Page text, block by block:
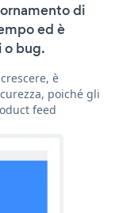
di
ed è
o bug.
è
poiché gli
feed